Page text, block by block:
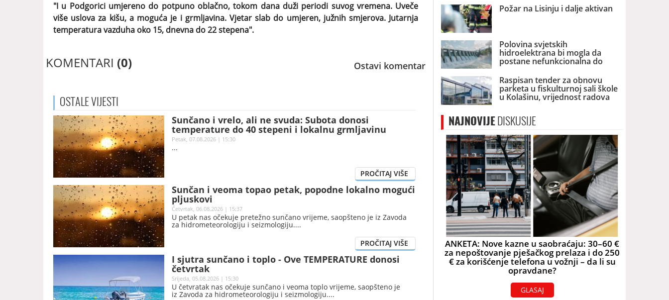
"I u Podgorici umjereno do potpuno oblačno, tokom dana duži periodi suvog vremena. Uveče
više uslova za kišu, a moguća je i grmljavina. Vjetar slab do umjeren, južnih smjerova. Jutarnja
temperatura vazduha oko 15, dnevna do 22 stepena".
KOMENTARI (0) Ostavi komentar
OSTALEVIJESTI
Sunčano i vrelo, ali ne svuda: Subota donosi
temperature do 40 stepeni i lokalnu grmljavinu
Petak, 07.08.2026 | 15:30
Sunčan i veoma topao petak, popodne lokalno mogući
pljuskovi
Četvrtak, 06.08.2026 | 15:37
U petak nas očekuje pretežno sunčano vrijeme, saopšteno je iz Zavoda
za hidrometeorologiju i seizmologiju.
I sjutra sunčano i toplo - Ove TEMPERATURE donosi
četvrtak
Srijeda, 05.08.2026 | 15:30
U četvratak nas očekuje sunčano i veoma toplo vrijeme, saopšteno je
iz Zavoda za hidrometeorologiju i seizmologiju.
Požar na Lisinju i dalje aktivan
Polovina svjetskih
hidroelektrana bi mogla da
postane nefunkcionalna do
2060. godine
Raspisan tender za obnovu
parketa u fiskulturnoj sali škole
u Kolašinu, vrijednost radova
skoro 40.000 eura
NAJNOVIJEDISKUSIJE
ANKETA: Nove kazne u saobraćaju: 30–60 €
za nepoštovanje pješačkog prelaza i do 250
€ za korišćenje telefona u vožnji – da li su
opravdane?
GLASAJ